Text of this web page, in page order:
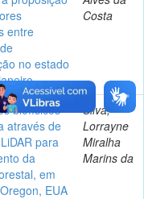
entre
no estado
Costa
biofísicos
através de
para
da
em
EUA
Silva,
Lorrayne
Miralha
Marins da